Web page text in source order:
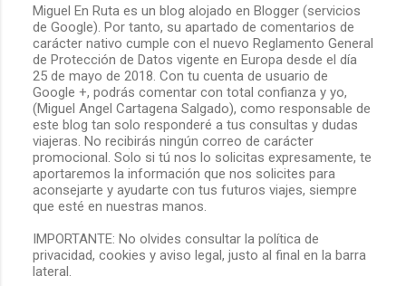
P
u
b
l
i
c
a
r
u
n
c
o
e
n
t
Miguel En Ruta es un blog alojado en Blogger (servicios
de Google). Por tanto, su apartado de comentarios de
carácter nativo cumple con el nuevo Reglamento General
de Protección de Datos vigente en Europa desde el día
25 de mayo de 2018. Con tu cuenta de usuario de
Google +, podrás comentar con total confianza y yo,
(Miguel Angel Cartagena Salgado), como responsable de
este blog tan solo responderé a tus consultas y dudas
viajeras. No recibirás ningún correo de carácter
promocional. Solo si tú nos lo solicitas expresamente, te
aportaremos la información que nos solicites para
aconsejarte y ayudarte con tus futuros viajes, siempre
que esté en nuestras manos.
IMPORTANTE: No olvides consultar la política de
privacidad, cookies y aviso legal, justo al final en la barra
lateral.